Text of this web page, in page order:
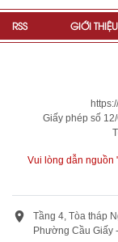
RSS GIỚI THIỆU
Giấy phép số
Vui lòng dẫn nguồn
Tầng 4, Tòa tháp
Phường Cầu Giấy